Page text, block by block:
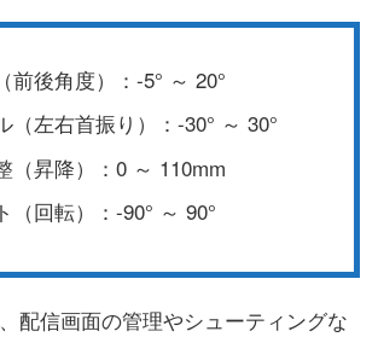
前後角度）：-5° ～ 20°
（左右首振り）：-30° ～ 30°
（昇降）：0 ～ 110mm
（回転）：-90° ～ 90°
配信画面の管理やシューティングな